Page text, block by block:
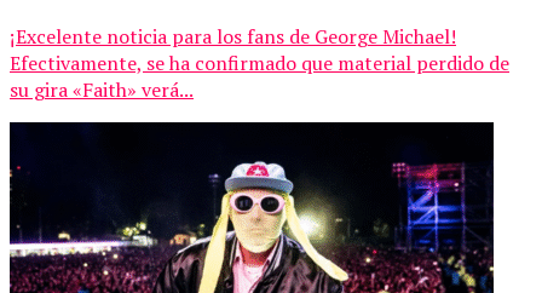
¡Excelente noticia para los fans de George Michael!
Efectivamente, se ha confirmado que material perdido de
su gira «Faith» verá...